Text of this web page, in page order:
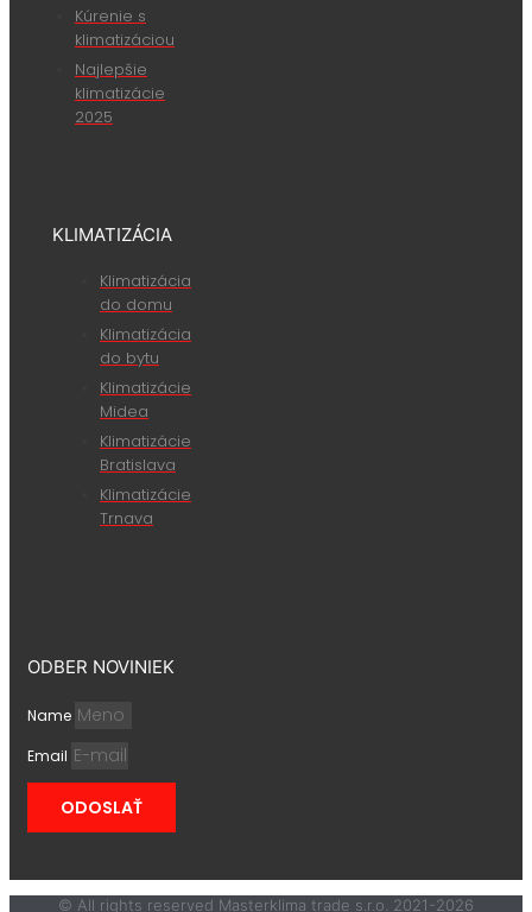
Kúrenie s
klimatizáciou
Najlepšie
klimatizácie
2025
KLIMATIZÁCIA
Klimatizácia
do domu
Klimatizácia
do bytu
Klimatizácie
Midea
Klimatizácie
Bratislava
Klimatizácie
Trnava
ODBER NOVINIEK
Name
Email
ODOSLAŤ
© All rights reserved Masterklima trade s.r.o. 2021-2026